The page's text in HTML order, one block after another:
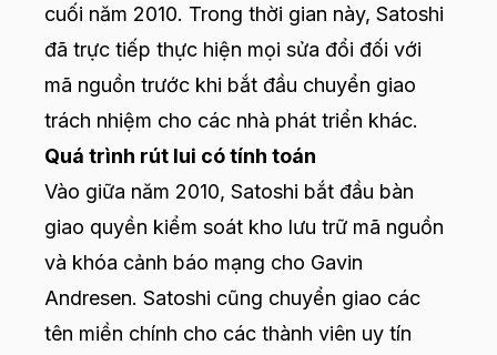
cuối năm 2010. Trong thời gian này, Satoshi
đã trực tiếp thực hiện mọi sửa đổi đối với
mã nguồn trước khi bắt đầu chuyển giao
trách nhiệm cho các nhà phát triển khác.
Quá trình rút lui có tính toán
Vào giữa năm 2010, Satoshi bắt đầu bàn
giao quyền kiểm soát kho lưu trữ mã nguồn
và khóa cảnh báo mạng cho Gavin
Andresen. Satoshi cũng chuyển giao các
tên miền chính cho các thành viên uy tín